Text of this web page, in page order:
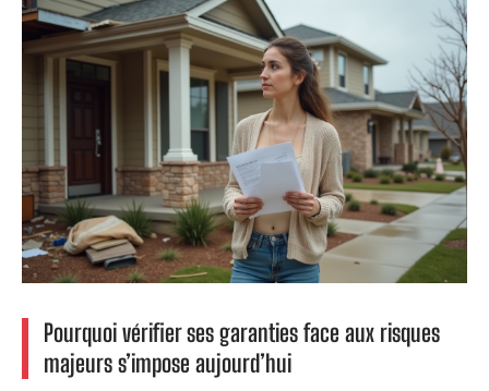
Pourquoi vérifier ses garanties face aux risques
majeurs s’impose aujourd’hui